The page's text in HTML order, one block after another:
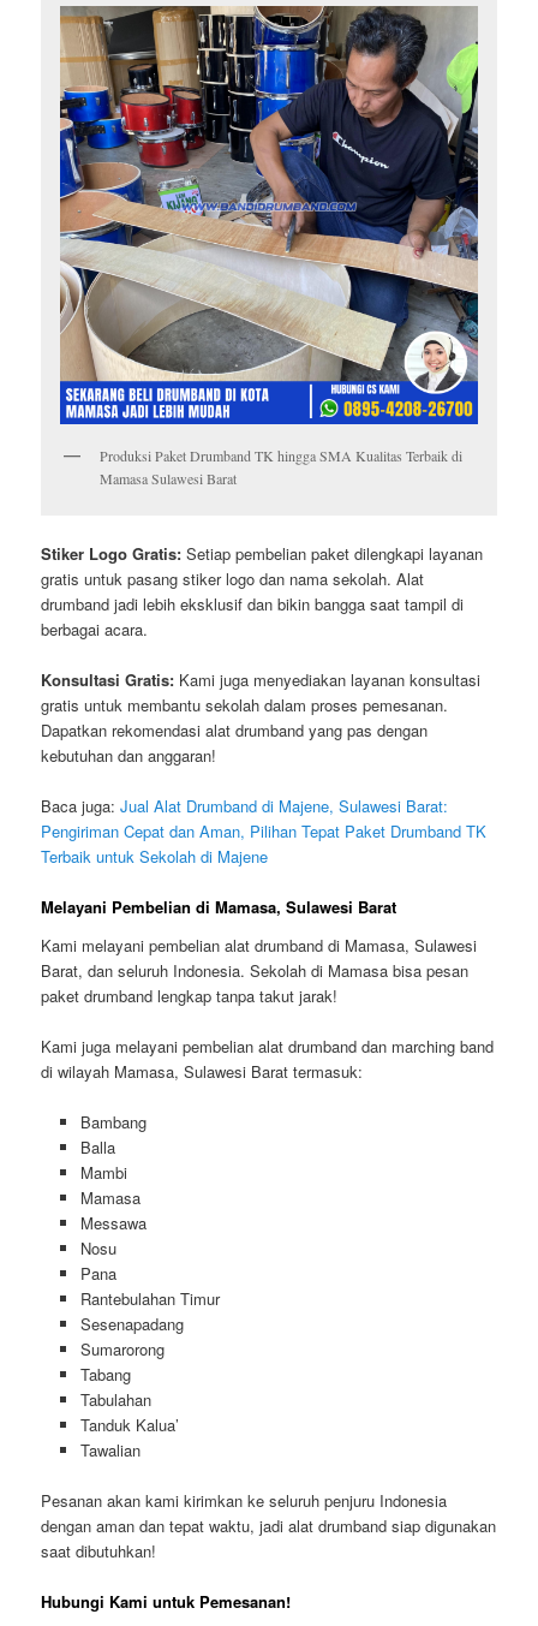
Produksi Paket Drumband TK hingga SMA Kualitas Terbaik di
Mamasa Sulawesi Barat
Stiker Logo Gratis: Setiap pembelian paket dilengkapi layanan
gratis untuk pasang stiker logo dan nama sekolah. Alat
drumband jadi lebih eksklusif dan bikin bangga saat tampil di
berbagai acara.
Konsultasi Gratis: Kami juga menyediakan layanan konsultasi
gratis untuk membantu sekolah dalam proses pemesanan.
Dapatkan rekomendasi alat drumband yang pas dengan
kebutuhan dan anggaran!
Baca juga:Jual Alat Drumband di Majene, Sulawesi Barat:
Pengiriman Cepat dan Aman, Pilihan Tepat Paket Drumband TK
Terbaik untuk Sekolah di Majene
Melayani Pembelian di Mamasa, Sulawesi Barat
Kami melayani pembelian alat drumband di Mamasa, Sulawesi
Barat, dan seluruh Indonesia. Sekolah di Mamasa bisa pesan
paket drumband lengkap tanpa takut jarak!
Kami juga melayani pembelian alat drumband dan marching band
di wilayah Mamasa, Sulawesi Barat termasuk:
Bambang
Balla
Mambi
Mamasa
Messawa
Nosu
Pana
Rantebulahan Timur
Sesenapadang
Sumarorong
Tabang
Tabulahan
Tanduk Kalua’
Tawalian
Pesanan akan kami kirimkan ke seluruh penjuru Indonesia
dengan aman dan tepat waktu, jadi alat drumband siap digunakan
saat dibutuhkan!
Hubungi Kami untuk Pemesanan!